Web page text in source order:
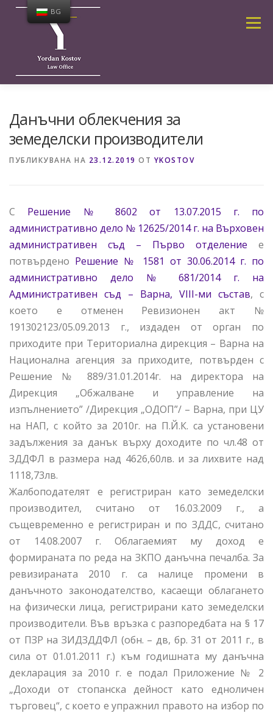
съдържанието
Меню
Данъчни облекчения за
земеделски производители
ПУБЛИКУВАНА НА 23.12.2019 ОТ YKOSTOV
С Решение № 8602 от 13.07.2015 г. по
административно дело № 12625/2014 г. на Върховен
административен съд – Първо отделение е
потвърдено Решение № 1581 от 30.06.2014 г. по
административно дело № 681/2014 г. на
Административен съд – Варна, VIII-ми състав, с
което е отменен Ревизионен акт №
191302123/05.09.2013 г., издаден от орган по
приходите при Териториална дирекция – Варна на
Национална агенция за приходите, потвърден с
Решение № 889/31.01.2014г. на директора на
Дирекция „Обжалване и управление на
изпълнението” /Дирекция „ОДОП”/ – Варна, при ЦУ
на НАП, с който за 2010г. на П.Й.К. са установени
задължения за данък върху доходите по чл.48 от
ЗДДФЛ в размера над 4626,60лв. и за лихвите над
1118,73лв.
Жалбоподателят е регистриран като земеделски
производител, считано от 16.03.2009 г., а
същевременно е регистриран и по ЗДДС, считано
от 14.08.2007 г. Облагаемият му доход е
формираната по реда на ЗКПО данъчна печалба. За
ревизираната 2010 г. са налице промени в
данъчното законодателство, касаещи облагането
на физически лица, регистрирани като земеделски
производители. Във връзка с разпоредбата на § 17
от ПЗР на ЗИДЗДДФЛ (обн. – дв, бр. 31 от 2011 г., в
сила от 01.01.2011 г.) към годишната му данъчна
декларация за 2010 г. е подал Приложение № 2
„Доходи от стопанска дейност като едноличен
търговец“, с което е упражнил правото на избор по
BG